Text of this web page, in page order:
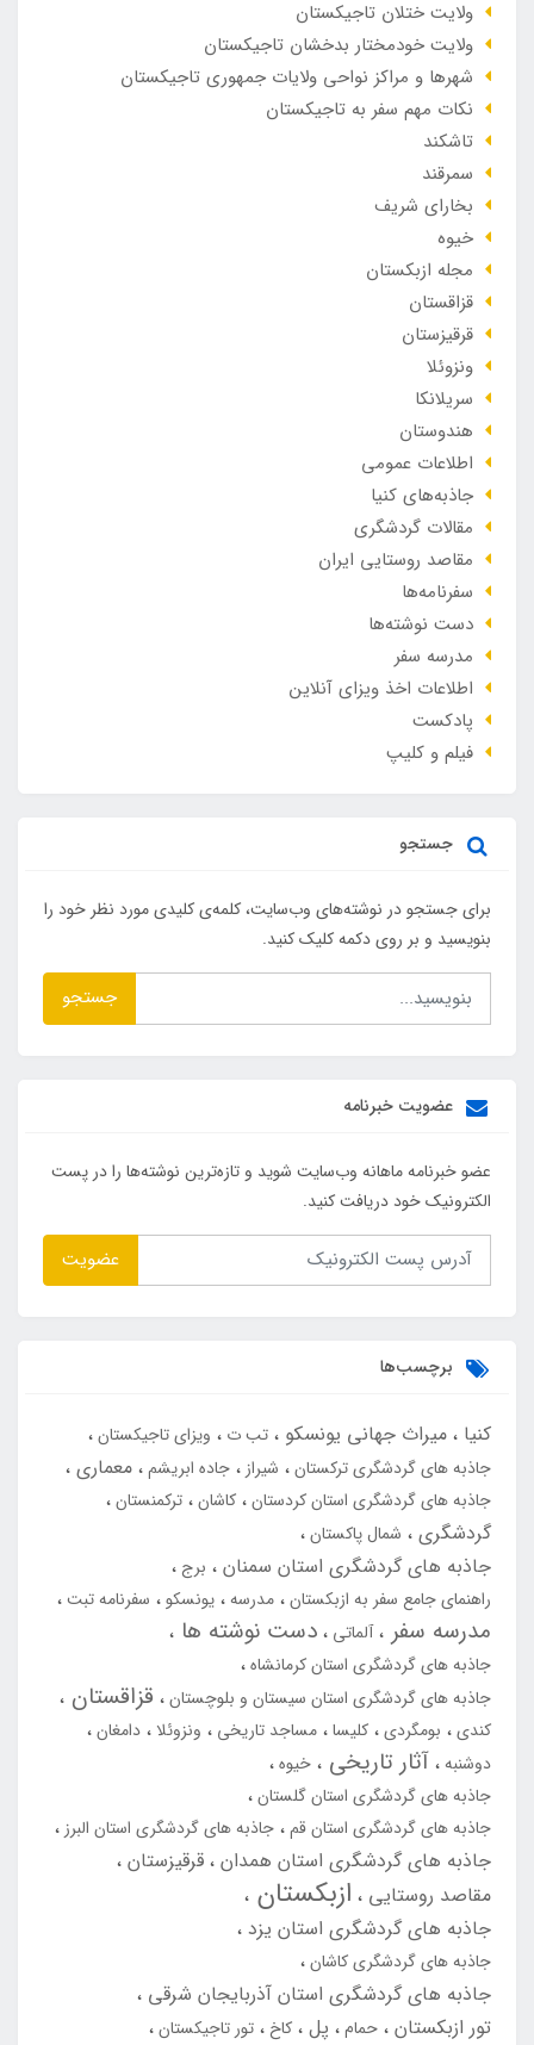
ولایت ختلان تاجیکستان
ولایت خودمختار بدخشان تاجیکستان
شهرها و مراکز نواحی ولایات جمهوری تاجیکستان
نکات مهم سفر به تاجیکستان
تاشکند
سمرقند
بخارای شریف
خیوه
مجله ازبکستان
قزاقستان
قرقیزستان
ونزوئلا
سریلانکا
هندوستان
اطلاعات عمومی
جاذبه‌های کنیا
مقالات گردشگری
مقاصد روستایی ایران
سفرنامه‌ها
دست نوشته‌ها
مدرسه سفر
اطلاعات اخذ ویزای آنلاین
پادکست
فیلم و کلیپ
جستجو
برای جستجو در نوشته‌های وب‌سایت، کلمه‌ی کلیدی مورد نظر خود را
بنویسید و بر روی دکمه کلیک کنید.
جستجو
عضویت خبرنامه
عضو خبرنامه ماهانه وب‌سایت شوید و تازه‌ترین نوشته‌ها را در پست
الکترونیک خود دریافت کنید.
عضویت
برچسب‌ها
کنیا میراث جهانی یونسکو تب ت
ویزای تاجیکستان
جاذبه های گردشگری ترکستان
شیراز جاده ابریشم معماری
جاذبه های گردشگری استان کردستان کاشان ترکمنستان
گردشگری شمال پاکستان
جاذبه های گردشگری استان سمنان
برج
راهنمای جامع سفر به ازبکستان مدرسه یونسکو سفرنامه تبت
مدرسه سفر آلماتی دست نوشته ها
جاذبه های گردشگری استان کرمانشاه
جاذبه های گردشگری استان سیستان و بلوچستان
قزاقستان
کندی بومگردی کلیسا مساجد تاریخی ونزوئلا
دامغان
دوشنبه آثار تاریخی
خیوه
جاذبه های گردشگری استان گلستان
جاذبه های گردشگری استان قم جاذبه های گردشگری استان البرز
جاذبه های گردشگری استان همدان قرقیزستان
مقاصد روستایی
ازبکستان
جاذبه های گردشگری استان یزد
جاذبه های گردشگری کاشان
جاذبه های گردشگری استان آذربایجان شرقی
تور ازبکستان
حمام پل کاخ تور تاجیکستان